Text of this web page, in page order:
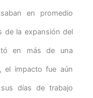
en promedio
de la expansión del
en más de una
el impacto fue aún
días de trabajo